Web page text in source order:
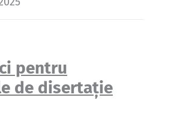
pentru
de disertație